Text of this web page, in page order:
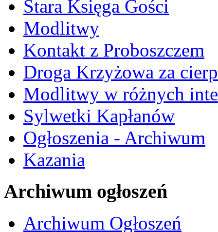
Stara Księga Gości
Modlitwy
Kontakt z Proboszczem
Droga Krzyżowa za
Modlitwy w różnych
Sylwetki Kapłanów
Ogłoszenia - Archiwum
Kazania
Archiwum ogłoszeń
Archiwum Ogłoszeń